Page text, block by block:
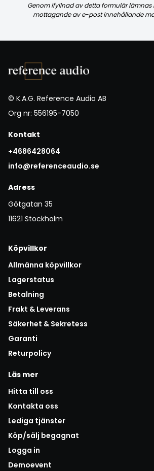
Genom ifyllnad av detta formulär
mottagande av e-post innehållande
© K.A.G. Reference Audio AB
Org nr: 556195-7050
Kontakt
+4686428064
info@referenceaudio.se
Adress
Götgatan 35
11621 Stockholm
Köpvillkor
Allmänna köpvillkor
Lagerstatus
Betalning
Frakt & Leverans
Säkerhet & Sekretess
Garanti
Returpolicy
Läs mer
Hitta till oss
Kontakta oss
Lediga tjänster
Köp/sälj begagnat
Logga in
Demoevent